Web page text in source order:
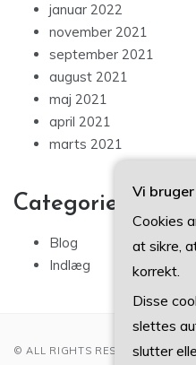
januar 2022
november 2021
september 2021
august 2021
maj 2021
april 2021
marts 2021
Categories
Blog
Indlæg
© ALL RIGHTS RESERVED 2022
Vi
Cookies
at sikre,
korrekt.
Disse
slettes
slutter